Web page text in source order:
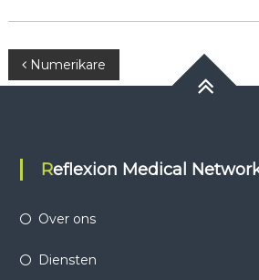
Berichtnavigatie
Numerikare
Reflexion Medical
Over ons
Diensten